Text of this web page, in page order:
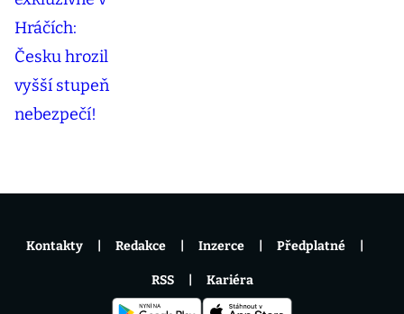
Kontakty Redakce Inzerce Předplatné
RSS Kariéra